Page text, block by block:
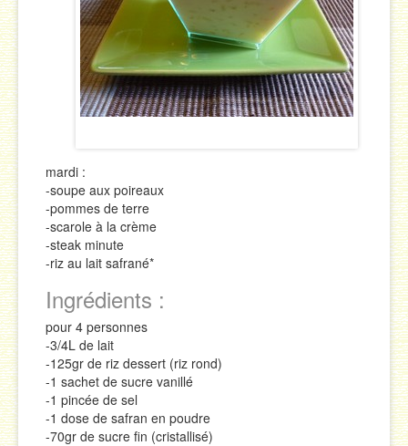
Sauces
Soupes & Potages
Trucs & Astuces
mardi :
-soupe aux poireaux
-pommes de terre
-scarole à la crème
-steak minute
-riz au lait safrané*
Ingrédients :
pour 4 personnes
-3/4L de lait
-125gr de riz dessert (riz rond)
-1 sachet de sucre vanillé
-1 pincée de sel
-1 dose de safran en poudre
-70gr de sucre fin (cristallisé)